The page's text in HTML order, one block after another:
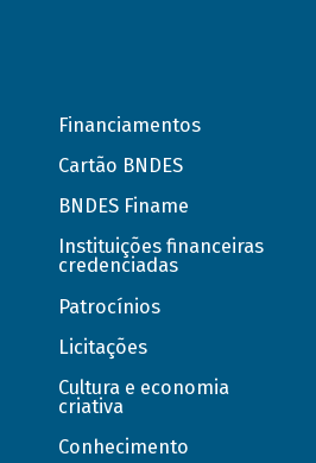
Financiamentos
Cartão BNDES
BNDES Finame
Instituições financeiras
credenciadas
Patrocínios
Licitações
Cultura e economia
criativa
Conhecimento